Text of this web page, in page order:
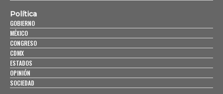
Política
GOBIERNO
MÉXICO
CONGRESO
CDMX
ESTADOS
OPINIÓN
SOCIEDAD